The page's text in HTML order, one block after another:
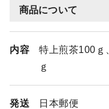
商品について
内容
特上煎茶100ｇ
ｇ
発送 日本郵便